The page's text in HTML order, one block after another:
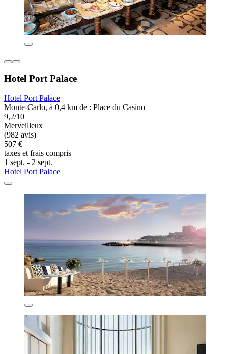
Hotel Port Palace
Hotel Port Palace
Monte-Carlo, à 0,4 km de : Place du Casino
9,2/10
Merveilleux
(982 avis)
507 €
taxes et frais compris
1 sept. - 2 sept.
Hotel Port Palace